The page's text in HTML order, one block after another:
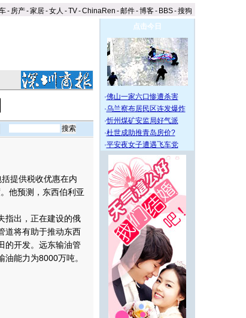
- 房产-家居-女人 -TV-ChinaRen -邮件-博客- BBS-搜狗
提供税收优惠在内
他预测，东西伯利亚
出，正在建设的俄
道将有助于推动东西
的开发。远东输油管
油能力为8000万吨。
点击今日
·佛山一家六口惨遭杀害
·乌兰察布居民区连发爆炸
·忻州煤矿安监局好气派
·杜世成助推青岛房价?
·平安夜女子遭遇飞车党